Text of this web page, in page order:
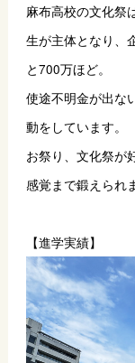
麻布高校の文化祭
生が主体となり、
と700万ほど。
使途不明金が出な
動をしています。
お祭り、文化祭が
感覚まで鍛えられ
【進学実績】